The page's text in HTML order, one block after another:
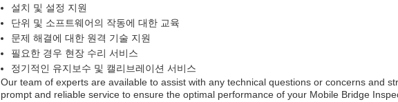
설치 및 설정 지원
단위 및 소프트웨어의 작동에 대한 교육
문제 해결에 대한 원격 기술 지원
필요한 경우 현장 수리 서비스
정기적인 유지보수 및 캘리브레이션 서비스
Our team of experts are available to assist with any technical questions or concerns and
prompt and reliable service to ensure the optimal performance of your Mobile Bridge